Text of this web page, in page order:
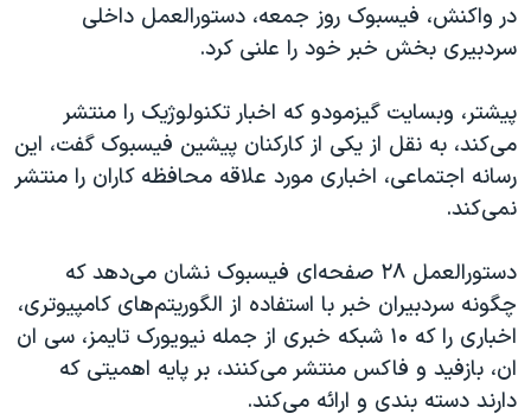
اسرائیل در جنگ
همایش محافظه‌کاران آمریکا «سی‌پک»
صفحه‌های ویژه
سفر پرزیدنت ترامپ به چین
در واکنش، فیسبوک روز جمعه، دستورالعمل داخلی
سردبیری بخش خبر خود را علنی کرد.
پیشتر، وبسایت گیزمودو که اخبار تکنولوژیک را منتشر
می‌کند، به نقل از یکی از کارکنان پیشین فیسبوک گفت، این
رسانه اجتماعی، اخباری مورد علاقه محافظه کاران را منتشر
نمی‌کند.
دستورالعمل ۲۸ صفحه‌ای فیسبوک نشان می‌دهد که
چگونه سردبیران خبر با استفاده از الگوریتم‌های کامپیوتری،
اخباری را که ۱۰ شبکه خبری از جمله نیویورک تایمز، سی ان
ان، بازفید و فاکس منتشر می‌کنند، بر پایه اهمیتی که
دارند دسته بندی و ارائه می‌کند.